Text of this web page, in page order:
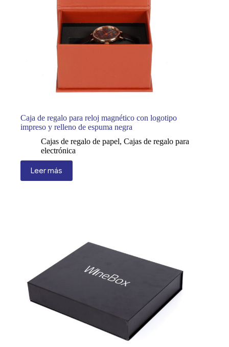
Caja de regalo para reloj magnético con logotipo
impreso y relleno de espuma negra
Cajas de regalo de papel, Cajas de regalo para
electrónica
Leer más